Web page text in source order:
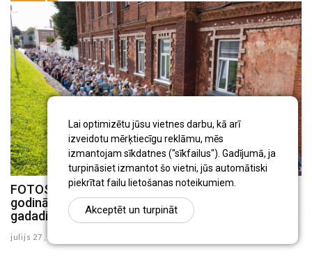
Lai optimizētu jūsu vietnes darbu, kā arī
izveidotu mērķtiecīgu reklāmu, mēs
izmantojam sīkdatnes ("sīkfailus"). Gadījumā, ja
turpināsiet izmantot šo vietni, jūs automātiski
piekrītat failu lietošanas noteikumiem.
Akceptēt un turpināt
FOTOSTĀSTS: Svētdien Jēkabpilī pareizticīgie
godināja Jakobštates ikonas atgriešanās 18.
gadadienu
julijs 27 , 2026
FOTOSTĀSTS: Zinātnes pikniks Strūves parkā
julijs 19 , 2026